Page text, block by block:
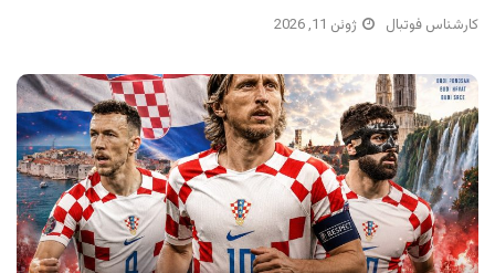
کارشناس فوتبال ژوئن 11, 2026